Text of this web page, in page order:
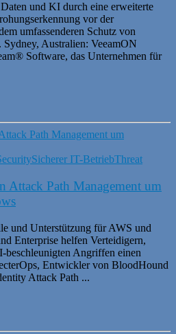
und KI durch eine erweiterte
vor der
umfassenderen Schutz von
Australien: VeeamON
Software, das Unternehmen für
Sicherer IT-BetriebThreat
Attack Path Management um
und Unterstützung für AWS und
Enterprise helfen Verteidigern,
beschleunigten Angriffen einen
Entwickler von BloodHound
Attack Path ...